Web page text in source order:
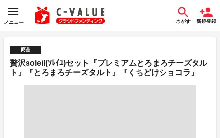
メニュー さがす 新規登録
商品
贅沢soleil(ｿﾚｲﾕ)セット『プレミアムとろまろチーズタル
ト』『とろまろチーズタルト』『くちどけショコラ』